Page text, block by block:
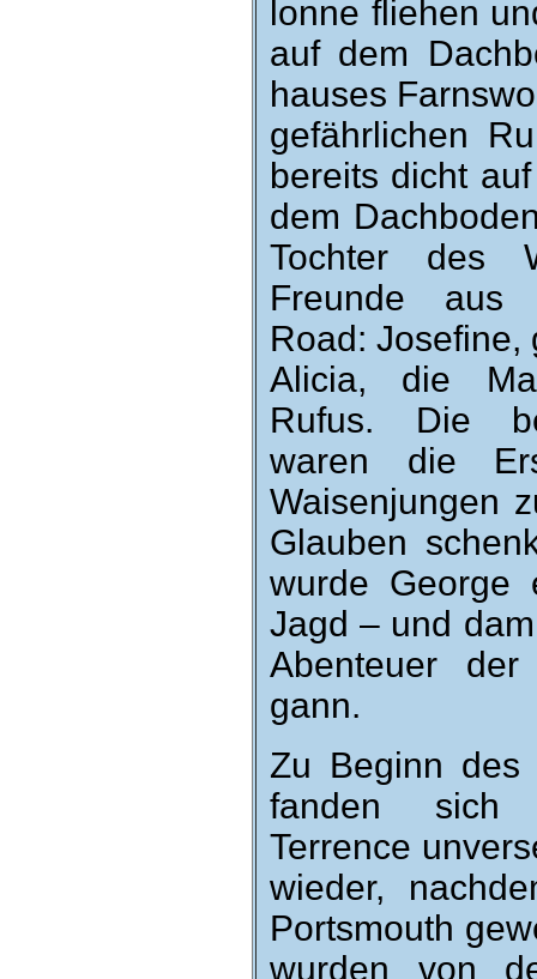
lonne fliehen
auf dem
hauses
ge­fähr­lichen
be­reits dicht
dem
Tochter des
Freunde aus
Road: Jose­fine,
Alicia, die
Rufus. Die
waren die
Waisen­jungen
Glauben
wurde George
Jagd – und
Abenteuer
gann.
Zu Beginn des
fanden sich
Terrence
wieder,
Ports­mouth
wurden von